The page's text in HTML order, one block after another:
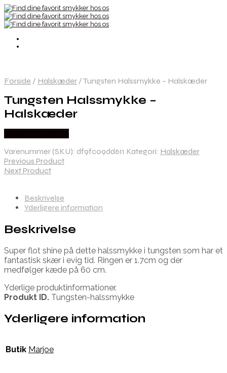
Forside / Halskæder /Tungsten Halssmykke – Halskæder
Tungsten Halssmykke –
Halskæder
Varenummer (SKU): df9fc09dd611 Kategori: Halskæder
Previous Product
Next Product
Beskrivelse
Yderligere information
Beskrivelse
Super flot shine på dette halssmykke i tungsten som har et
fantastisk skær i evig tid. Ringen er 1.7cm og der
medfølger kæde på 60 cm.
Yderlige produktinformationer.
Produkt ID. Tungsten-halssmykke
Yderligere information
Butik Marjoe